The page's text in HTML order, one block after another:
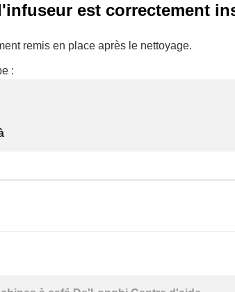
est correctement
remis en place après le nettoyage.
: